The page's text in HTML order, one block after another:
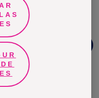
y la sociedad en
150 países bajo las
así como otras marcas
Leukoplast, Libero, Libresse,
TOM Organic y Zewa. En
13 mil millones de
de la compañía está
cotiza en Nasdaq Estocolmo.